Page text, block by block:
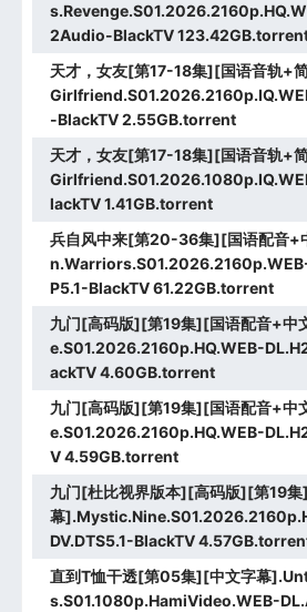
2Audio-BlackTV
天才，女友[第17-18集][国语音轨+
-BlackTV 2.55GB.torrent
天才，女友[第17-18集][国语音轨+
lackTV 1.41GB.torrent
兵自风中来[第20-36集][国语配音+
P5.1-BlackTV 61.22GB.torrent
九门[高码版][第19集][国语配音+中
e.S01.2026.2160p.HQ.WEB-
ackTV 4.60GB.torrent
九门[高码版][第19集][国语配音+中
e.S01.2026.2160p.HQ.WEB-
V 4.59GB.torrent
九门[杜比视界版本][高码版][第19
幕
DV.DTS5.1-BlackTV
直到T恤干透[第05集][中文字幕
s.S01.1080p.HamiVideo.WEB-